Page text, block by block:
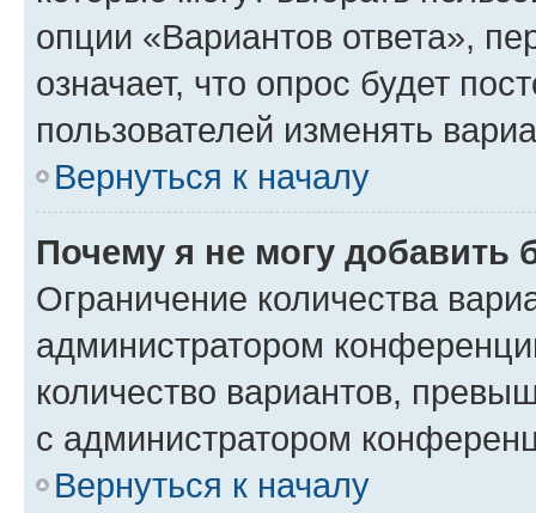
опции «Вариантов ответа»,
означает, что опрос будет
пользователей изменять
Вернуться к началу
Почему я не могу добавить
Ограничение количества
администратором
количество вариантов,
с администратором
Вернуться к началу